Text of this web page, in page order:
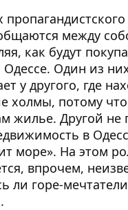
между
как будут
Одессе. Один из
у другого, где
холмы, потому
жилье. Другой не
в
море». На этом
впрочем,
ли горе-